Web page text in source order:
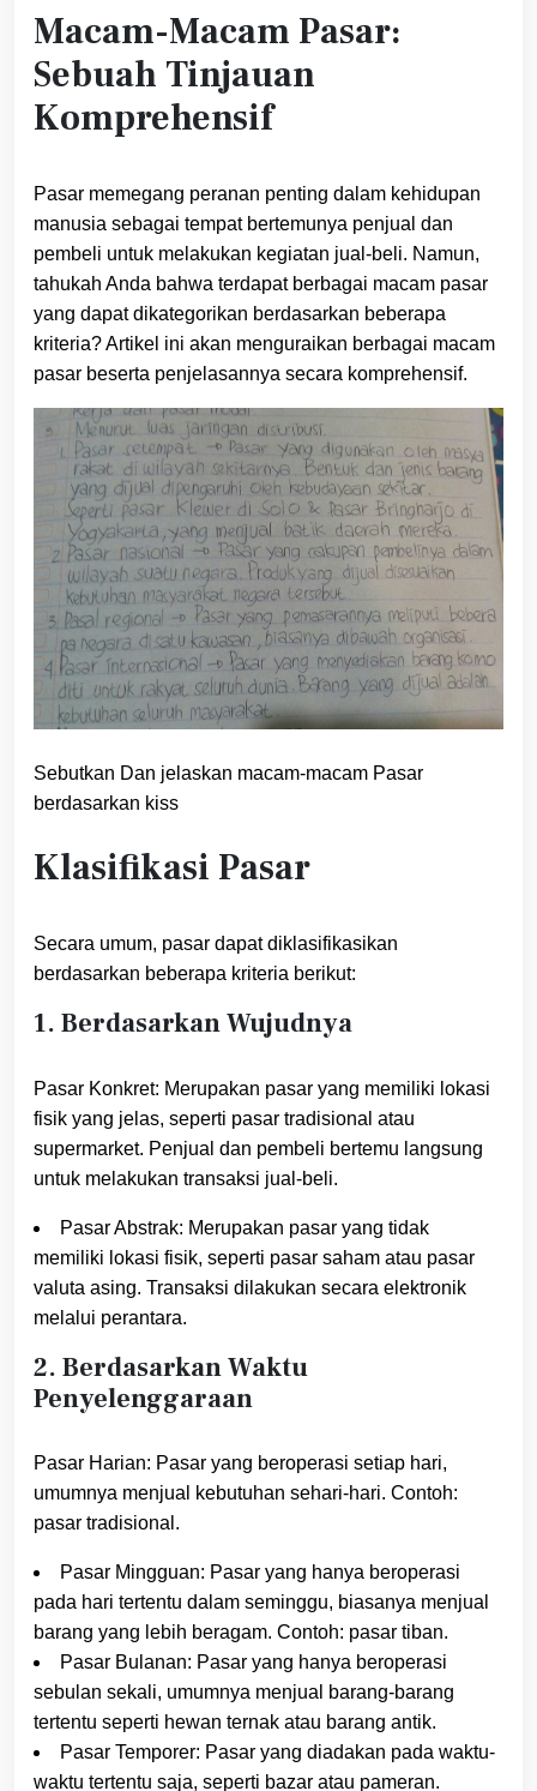
Macam-Macam Pasar:
Sebuah Tinjauan
Komprehensif
Pasar memegang peranan penting dalam kehidupan
manusia sebagai tempat bertemunya penjual dan
pembeli untuk melakukan kegiatan jual-beli. Namun,
tahukah Anda bahwa terdapat berbagai macam pasar
yang dapat dikategorikan berdasarkan beberapa
kriteria? Artikel ini akan menguraikan berbagai macam
pasar beserta penjelasannya secara komprehensif.
Sebutkan Dan jelaskan macam-macam Pasar
berdasarkan kiss
Klasifikasi Pasar
Secara umum, pasar dapat diklasifikasikan
berdasarkan beberapa kriteria berikut:
1. Berdasarkan Wujudnya
Pasar Konkret: Merupakan pasar yang memiliki lokasi
fisik yang jelas, seperti pasar tradisional atau
supermarket. Penjual dan pembeli bertemu langsung
untuk melakukan transaksi jual-beli.
Pasar Abstrak: Merupakan pasar yang tidak
memiliki lokasi fisik, seperti pasar saham atau pasar
valuta asing. Transaksi dilakukan secara elektronik
melalui perantara.
2. Berdasarkan Waktu
Penyelenggaraan
Pasar Harian: Pasar yang beroperasi setiap hari,
umumnya menjual kebutuhan sehari-hari. Contoh:
pasar tradisional.
Pasar Mingguan: Pasar yang hanya beroperasi
pada hari tertentu dalam seminggu, biasanya menjual
barang yang lebih beragam. Contoh: pasar tiban.
Pasar Bulanan: Pasar yang hanya beroperasi
sebulan sekali, umumnya menjual barang-barang
tertentu seperti hewan ternak atau barang antik.
Pasar Temporer: Pasar yang diadakan pada waktu-
waktu tertentu saja, seperti bazar atau pameran.